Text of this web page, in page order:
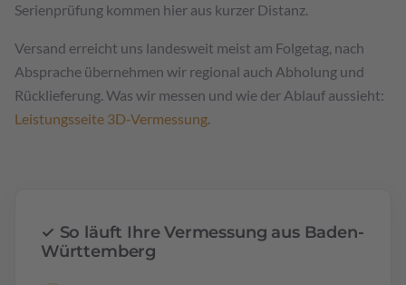
Serienprüfung kommen hier aus kurzer Distanz.
Versand erreicht uns landesweit meist am Folgetag, nach
Absprache übernehmen wir regional auch Abholung und
Rücklieferung. Was wir messen und wie der Ablauf aussieht:
Leistungsseite 3D-Vermessung.
✓ So läuft Ihre Vermessung aus Baden-
Württemberg